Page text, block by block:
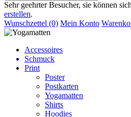
Sehr geehrter Besucher, sie können sich
erstellen.
Wunschzettel (0) Mein Konto
Accessoires
Taschen
Räucherwerk
Button
Schals
blume des lebens
Schmuck
Armbänder
Print
Poster
Postkarten
Yogamatten
Shirts
Hoodies